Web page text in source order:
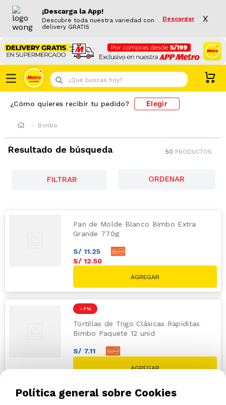
¡Descarga la App!
Descubre toda nuestra variedad con
delivery GRATIS
Descargar X
¿Que buscas hoy?
¿Cómo quieres recibir tu pedido? Elegir
Bimbo
Resultado de búsqueda 50 PRODUCTOS
FILTRAR
Pan de Molde Blanco Bimbo Extra
Grande 770g
S/ 11.25
S/ 12.50
-7 %
Tortillas de Trigo Clásicas Rapiditas
Bimbo Paquete 12 unid
S/ 7.11
S/
Política general sobre Cookies